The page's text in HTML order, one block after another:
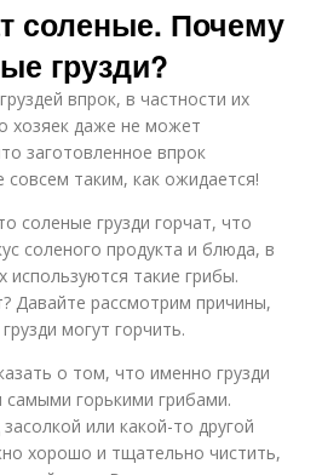
соленые. Почему
грузди?
впрок, в частности их
хозяек даже не может
заготовленное впрок
таким, как ожидается!
соленые грузди горчат, что
соленого продукта и блюда, в
используются такие грибы.
Давайте рассмотрим причины,
могут горчить.
о том, что именно грузди
самыми горькими грибами.
или какой-то другой
хорошо и тщательно чистить,